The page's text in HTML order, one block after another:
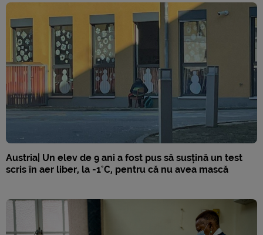
Austria| Un elev de 9 ani a fost pus să susțină un test
scris în aer liber, la -1°C, pentru că nu avea mască